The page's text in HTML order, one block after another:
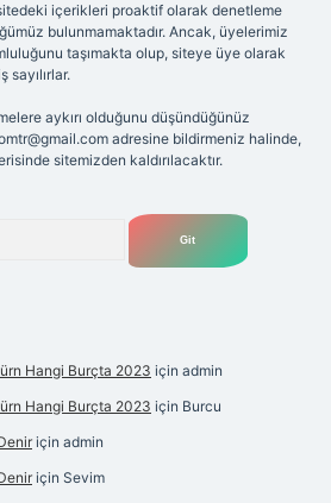
içerikleri proaktif olarak denetleme
bulunmamaktadır. Ancak, üyelerimiz
taşımakta olup, siteye üye olarak
sayılırlar.
aykırı olduğunu düşündüğünüz
adresine bildirmeniz halinde,
sitemizden kaldırılacaktır.
Hangi Burçta 2023 için admin
Hangi Burçta 2023 için Burcu
için admin
için Sevim